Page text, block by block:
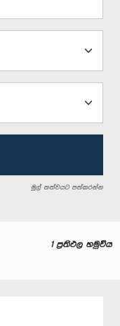
මුල් තත්වයට පත්කරන්න
1 ප්‍රතිඵල හමුවිය